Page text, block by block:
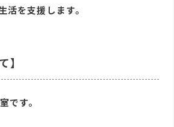
活を支援します。
】
です。